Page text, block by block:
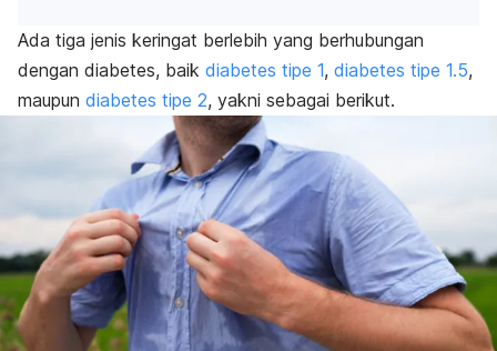
Ada tiga jenis keringat berlebih yang berhubungan
dengan diabetes, baik diabetes tipe 1, diabetes tipe 1.5,
maupun diabetes tipe 2, yakni sebagai berikut.